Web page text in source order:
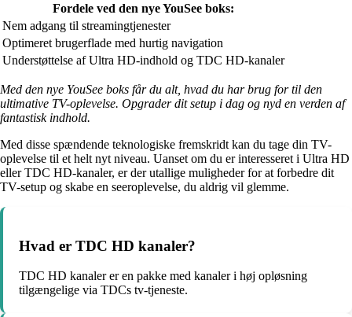
Fordele ved den nye YouSee boks:
Nem adgang til streamingtjenester
Optimeret brugerflade med hurtig navigation
Understøttelse af Ultra HD-indhold og TDC HD-kanaler
Med den nye YouSee boks får du alt, hvad du har brug for til den
ultimative TV-oplevelse. Opgrader dit setup i dag og nyd en verden af
fantastisk indhold.
Med disse spændende teknologiske fremskridt kan du tage din TV-
oplevelse til et helt nyt niveau. Uanset om du er interesseret i Ultra HD
eller TDC HD-kanaler, er der utallige muligheder for at forbedre dit
TV-setup og skabe en seeroplevelse, du aldrig vil glemme.
Hvad er TDC HD kanaler?
TDC HD kanaler er en pakke med kanaler i høj opløsning
tilgængelige via TDCs tv-tjeneste.